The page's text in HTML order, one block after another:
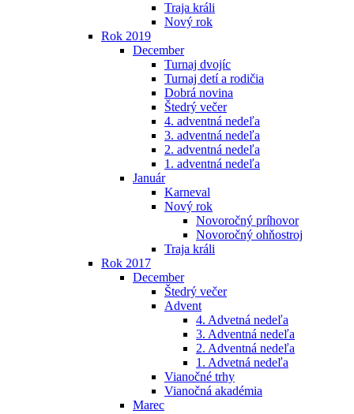
Traja králi
Nový rok
Rok 2019
December
Turnaj dvojíc
Turnaj detí a rodičia
Dobrá novina
Štedrý večer
4. adventná nedeľa
3. adventná nedeľa
2. adventná nedeľa
1. adventná nedeľa
Január
Karneval
Nový rok
Novoročný príhovor
Novoročný ohňostroj
Traja králi
Rok 2017
December
Štedrý večer
Advent
4. Advetná nedeľa
3. Adventná nedeľa
2. Adventná nedeľa
1. Advetná nedeľa
Vianočné trhy
Vianočná akadémia
Marec